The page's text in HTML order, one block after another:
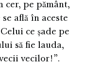
cer, pe pământ,
află în aceste
ce șade pe
să fie lauda,
vecilor!”.